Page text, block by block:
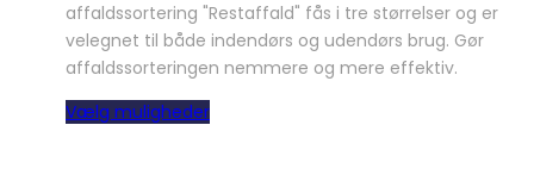
affaldssortering "Restaffald" fås i tre størrelser og er
velegnet til både indendørs og udendørs brug. Gør
affaldssorteringen nemmere og mere effektiv.
Vælg mulighederDette